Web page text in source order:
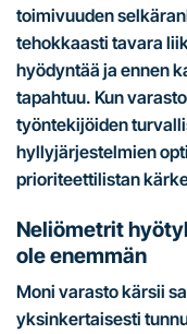
toimivuuden
tehokkaasti tavara
hyödyntää ja ennen
tapahtuu. Kun
työntekijöiden
hyllyjärjestelmien
prioriteettilistan
Neliömetrit
ole enemmän
Moni varasto kärsii
yksinkertaisesti